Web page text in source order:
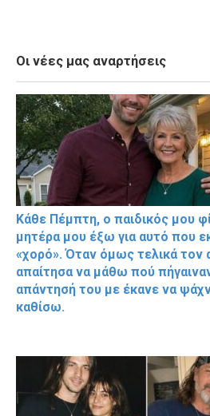
Οι νέες μας αναρτήσεις
Κάθε Πέμπτη, ο παιδικός μου
μητέρα μου έξω για αυτό που
«χορό». Όταν όμως τελικά τον
απαίτησα να μάθω πού
απάντησή του με έκανε να
καθίσω.